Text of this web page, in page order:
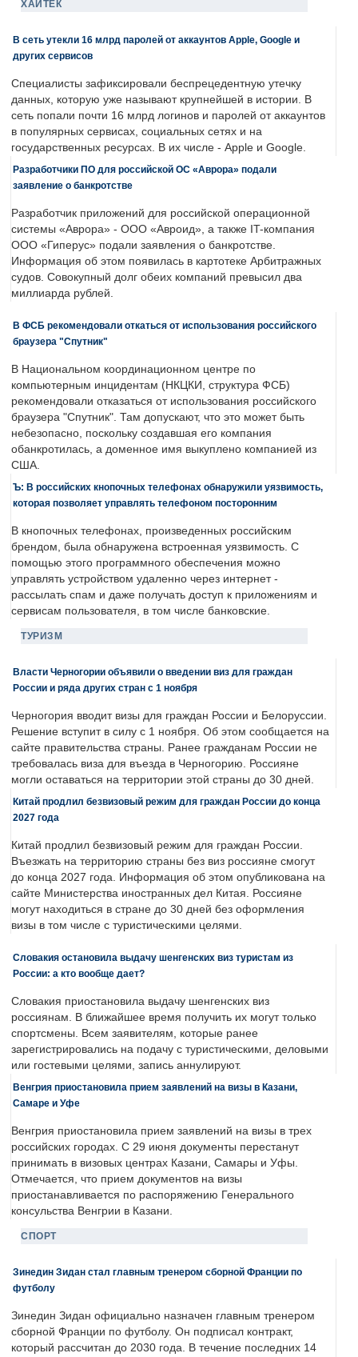
ХАЙТЕК
В сеть утекли 16 млрд паролей от аккаунтов Apple, Google и
других сервисов
Специалисты зафиксировали беспрецедентную утечку
данных, которую уже называют крупнейшей в истории. В
сеть попали почти 16 млрд логинов и паролей от аккаунтов
в популярных сервисах, социальных сетях и на
государственных ресурсах. В их числе - Apple и Google.
Разработчики ПО для российской ОС «Аврора» подали
заявление о банкротстве
Разработчик приложений для российской операционной
системы «Аврора» - ООО «Авроид», а также IT-компания
ООО «Гиперус» подали заявления о банкротстве.
Информация об этом появилась в картотеке Арбитражных
судов. Совокупный долг обеих компаний превысил два
миллиарда рублей.
В ФСБ рекомендовали откаться от использования российского
браузера "Спутник"
В Национальном координационном центре по
компьютерным инцидентам (НКЦКИ, структура ФСБ)
рекомендовали отказаться от использования российского
браузера "Спутник". Там допускают, что это может быть
небезопасно, поскольку создавшая его компания
обанкротилась, а доменное имя выкуплено компанией из
США.
Ъ: В российских кнопочных телефонах обнаружили уязвимость,
которая позволяет управлять телефоном посторонним
В кнопочных телефонах, произведенных российским
брендом, была обнаружена встроенная уязвимость. С
помощью этого программного обеспечения можно
управлять устройством удаленно через интернет -
рассылать спам и даже получать доступ к приложениям и
сервисам пользователя, в том числе банковские.
ТУРИЗМ
Власти Черногории объявили о введении виз для граждан
России и ряда других стран с 1 ноября
Черногория вводит визы для граждан России и Белоруссии.
Решение вступит в силу с 1 ноября. Об этом сообщается на
сайте правительства страны. Ранее гражданам России не
требовалась виза для въезда в Черногорию. Россияне
могли оставаться на территории этой страны до 30 дней.
Китай продлил безвизовый режим для граждан России до конца
2027 года
Китай продлил безвизовый режим для граждан России.
Въезжать на территорию страны без виз россияне смогут
до конца 2027 года. Информация об этом опубликована на
сайте Министерства иностранных дел Китая. Россияне
могут находиться в стране до 30 дней без оформления
визы в том числе с туристическими целями.
Словакия остановила выдачу шенгенских виз туристам из
России: а кто вообще дает?
Словакия приостановила выдачу шенгенских виз
россиянам. В ближайшее время получить их могут только
спортсмены. Всем заявителям, которые ранее
зарегистрировались на подачу с туристическими, деловыми
или гостевыми целями, запись аннулируют.
Венгрия приостановила прием заявлений на визы в Казани,
Самаре и Уфе
Венгрия приостановила прием заявлений на визы в трех
российских городах. С 29 июня документы перестанут
принимать в визовых центрах Казани, Самары и Уфы.
Отмечается, что прием документов на визы
приостанавливается по распоряжению Генерального
консульства Венгрии в Казани.
СПОРТ
Зинедин Зидан стал главным тренером сборной Франции по
футболу
Зинедин Зидан официально назначен главным тренером
сборной Франции по футболу. Он подписал контракт,
который рассчитан до 2030 года. В течение последних 14